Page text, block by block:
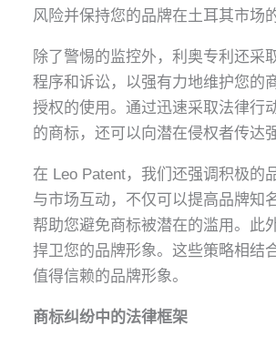
风险并保持您的品牌在土耳其市场
除了警惕的监控外，利奥专利还采
程序和诉讼，以强有力地维护您的
授权的使用。通过迅速采取法律行
的商标，还可以向潜在侵权者传达
在 Leo Patent，我们还强调积极的
与市场互动，不仅可以提高品牌知
帮助您避免商标被潜在的滥用。此
捍卫您的品牌形象。这些策略相结
值得信赖的品牌形象。
商标纠纷中的法律框架